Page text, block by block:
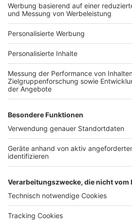
Bauprojekt-Profil
Für Unternehmen
Ihre Baufirma auf bauen.de
Kostenloses Infogespräch